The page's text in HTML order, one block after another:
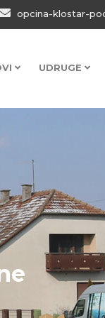
opcina-klostar-
UDRUGE